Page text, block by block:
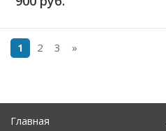
1 2 3 »
Главная